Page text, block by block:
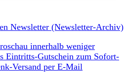
Newsletter (Newsletter-Archiv)
innerhalb weniger
Eintritts-Gutschein zum Sofort-
Versand per E-Mail